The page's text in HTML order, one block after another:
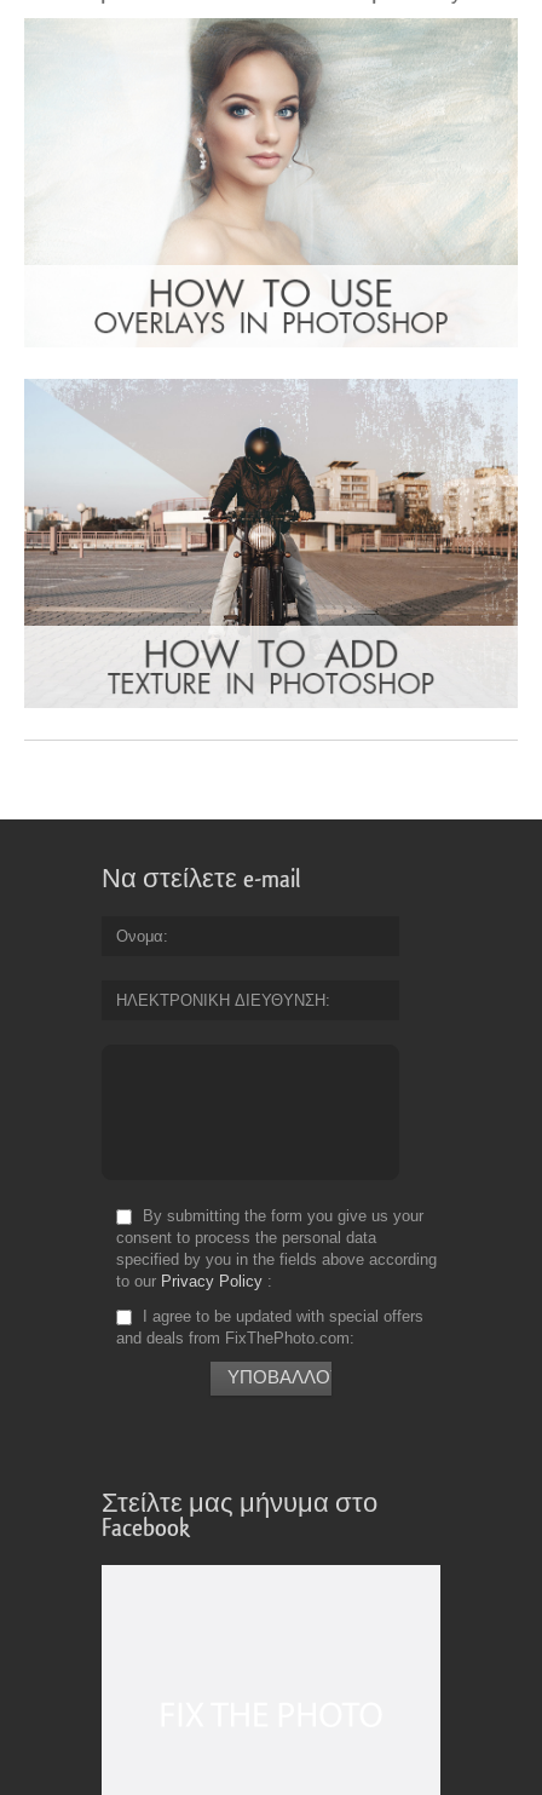
Να στείλετε e-mail
Ονομα
ΗΛΕΚΤΡΟΝΙΚΗ ΔΙΕΥΘΥΝΣΗ
By submitting the form you give us your
consent to process the personal data
specified by you in the fields above according
to our Privacy Policy
I agree to be updated with special offers
and deals from FixThePhoto.com
Στείλτε μας μήνυμα στο
Facebook